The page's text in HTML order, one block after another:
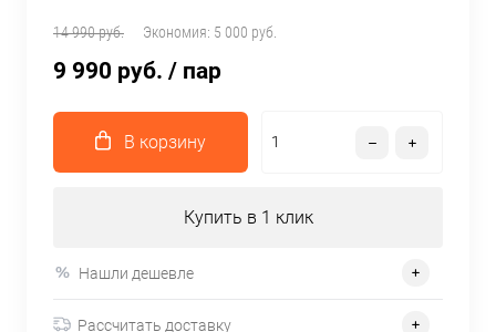
14 990 руб. Экономия: 5 000 руб.
9 990 руб. / пар
В корзину
Купить в 1 клик
Нашли дешевле
Рассчитать доставку